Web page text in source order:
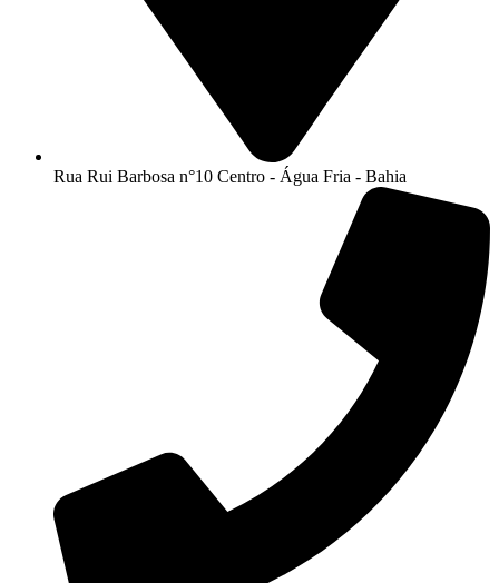
Rua Rui Barbosa n°10 Centro - Água Fria - Bahia